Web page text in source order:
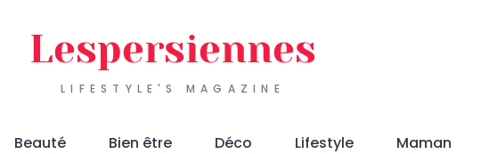
LIFESTYLE'S MAGAZINE
Lespersiennes
Beauté Bien être Déco Lifestyle Maman